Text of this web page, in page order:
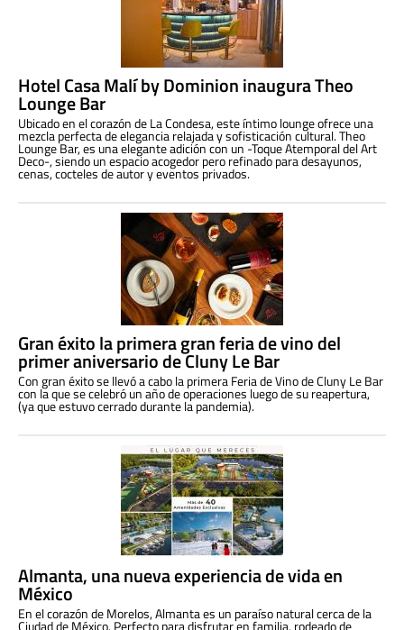
Hotel Casa Malí by Dominion inaugura Theo
Lounge Bar
Ubicado en el corazón de La Condesa, este íntimo lounge ofrece una
mezcla perfecta de elegancia relajada y sofisticación cultural. Theo
Lounge Bar, es una elegante adición con un -Toque Atemporal del Art
Deco-, siendo un espacio acogedor pero refinado para desayunos,
cenas, cocteles de autor y eventos privados.
Gran éxito la primera gran feria de vino del
primer aniversario de Cluny Le Bar
Con gran éxito se llevó a cabo la primera Feria de Vino de Cluny Le Bar
con la que se celebró un año de operaciones luego de su reapertura,
(ya que estuvo cerrado durante la pandemia).
Almanta, una nueva experiencia de vida en
México
En el corazón de Morelos, Almanta es un paraíso natural cerca de la
Ciudad de México. Perfecto para disfrutar en familia, rodeado de